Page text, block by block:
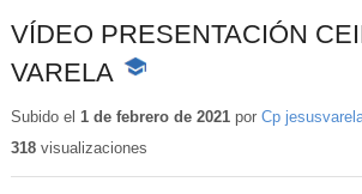
VÍDEO PRESENTACIÓN
VARELA
-
educativo
Subido el 1 de febrero de 2021por Cp
318visualizaciones